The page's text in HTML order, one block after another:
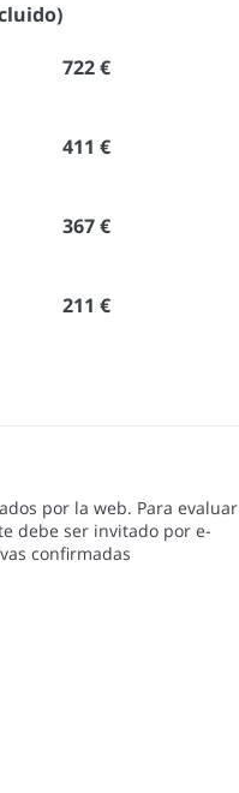
722 €
411 €
367 €
211 €
por la web. Para evaluar
debe ser invitado por e-
confirmadas